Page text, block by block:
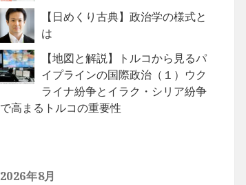
【日めくり古典】政治学の様式と
は
【地図と解説】トルコから見るパ
イプラインの国際政治（１）ウク
ライナ紛争とイラク・シリア紛争
で高まるトルコの重要性
2026年8月